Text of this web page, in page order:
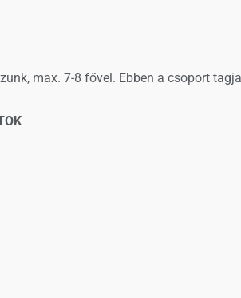
max. 7-8 fővel. Ebben a csoport